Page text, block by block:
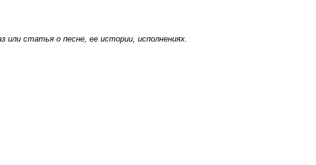
статья о песне, ее истории, исполнениях.